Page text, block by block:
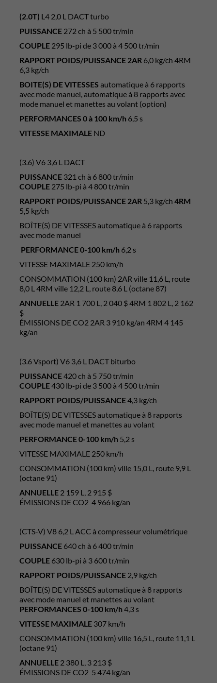
(2.0T) L4 2,0 L DACT turbo
PUISSANCE 272 ch à 5 500 tr/min
COUPLE 295 lb-pi de 3 000 à 4 500 tr/min
RAPPORT POIDS/PUISSANCE 2AR 6,0 kg/ch 4RM
6,3 kg/ch
BOITE(S) DE VITESSES automatique à 6 rapports
avec mode manuel, automatique à 8 rapports avec
mode manuel et manettes au volant (option)
PERFORMANCES 0 à 100 km/h 6,5 s
VITESSE MAXIMALE ND
(3.6) V6 3,6 L DACT
PUISSANCE 321 ch à 6 800 tr/min
COUPLE 275 lb-pi à 4 800 tr/min
RAPPORT POIDS/PUISSANCE 2AR 5,3 kg/ch 4RM
5,5 kg/ch
BOÎTE(S) DE VITESSES automatique à 6 rapports
avec mode manuel
PERFORMANCE 0-100 km/h 6,2 s
VITESSE MAXIMALE 250 km/h
CONSOMMATION (100 km) 2AR ville 11,6 L, route
8,0 L 4RM ville 12,2 L, route 8,6 L (octane 87)
ANNUELLE 2AR 1 700 L, 2 040 $ 4RM 1 802 L, 2 162
$
ÉMISSIONS DE CO2 2AR 3 910 kg/an 4RM 4 145
kg/an
(3.6 Vsport) V6 3,6 L DACT biturbo
PUISSANCE420 ch à 5 750 tr/min
COUPLE430 lb-pi de 3 500 à 4 500 tr/min
RAPPORT POIDS/PUISSANCE4,3 kg/ch
BOÎTE(S) DE VITESSES automatique à 8 rapports
avec mode manuel et manettes au volant
PERFORMANCE 0-100 km/h 5,2 s
VITESSE MAXIMALE 250 km/h
CONSOMMATION (100 km) ville 15,0 L, route 9,9 L
(octane 91)
ANNUELLE 2 159 L, 2 915 $
ÉMISSIONS DE CO2 4 966 kg/an
(CTS-V) V8 6,2 L ACC à compresseur volumétrique
PUISSANCE 640 ch à 6 400 tr/min
COUPLE 630 lb-pi à 3 600 tr/min
RAPPORT POIDS/PUISSANCE 2,9 kg/ch
BOÎTE(S) DE VITESSES automatique à 8 rapports
avec mode manuel et manettes au volant
PERFORMANCES 0-100 km/h 4,3 s
VITESSE MAXIMALE 307 km/h
CONSOMMATION (100 km) ville 16,5 L, route 11,1 L
(octane 91)
ANNUELLE 2 380 L, 3 213 $
ÉMISSIONS DE CO2 5 474 kg/an